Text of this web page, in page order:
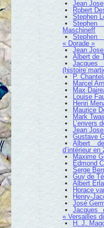
Jean
Robert
Stephen
Maschineff
« Dorade »
Jean
Albert de
(histoire
P.
Marcel
Max
Louise
Henri
Maurice
Mark
L’envers
Jean
Gustave
Albert
d’intérieur en
Maxime
Edmond
Serge
Guy de
Albert
Horace
Henry-
José
Jacques
« Versailles
H. J.